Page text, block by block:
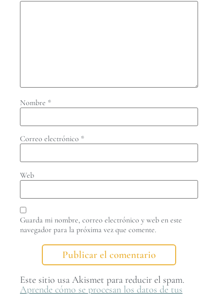
Nombre *
Correo electrónico *
Web
Guarda mi nombre, correo electrónico y web en este
navegador para la próxima vez que comente.
Este sitio usa Akismet para reducir el spam.
Aprende cómo se procesan los datos de tus